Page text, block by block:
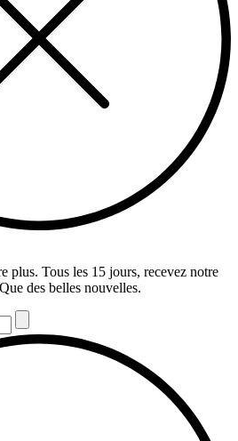
plus. Tous les 15 jours, recevez notre
des belles nouvelles.